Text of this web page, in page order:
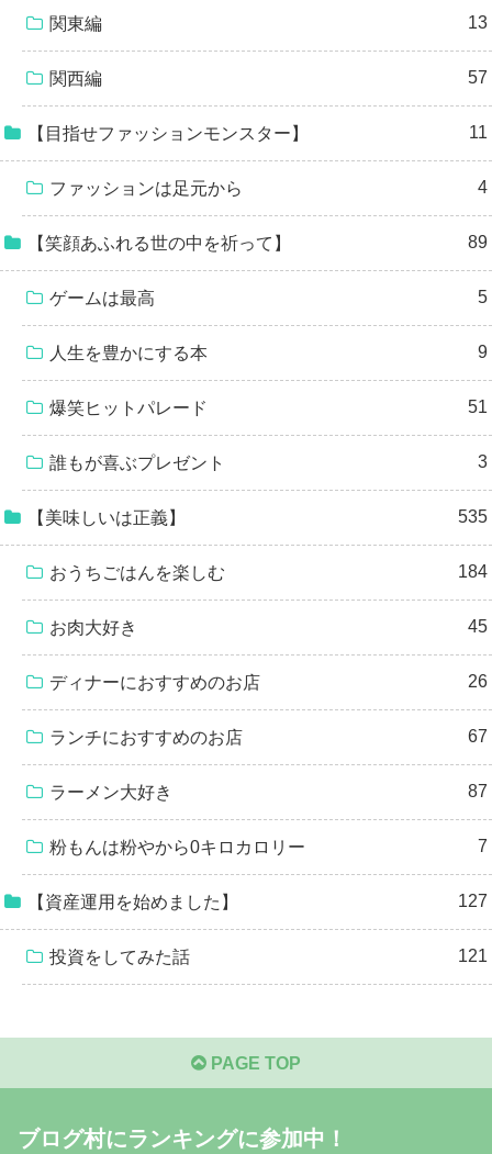
関東編 13
関西編 57
【目指せファッションモンスター】 11
ファッションは足元から 4
【笑顔あふれる世の中を祈って】 89
ゲームは最高 5
人生を豊かにする本 9
爆笑ヒットパレード 51
誰もが喜ぶプレゼント 3
【美味しいは正義】 535
おうちごはんを楽しむ 184
お肉大好き 45
ディナーにおすすめのお店 26
ランチにおすすめのお店 67
ラーメン大好き 87
粉もんは粉やから0キロカロリー 7
【資産運用を始めました】 127
投資をしてみた話 121
PAGE TOP
ブログ村にランキングに参加中！